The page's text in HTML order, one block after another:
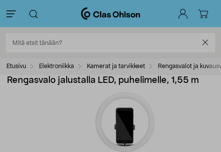
Etusivu Elektroniikka Kamerat ja tarvikkeet Rengasvalot ja
Rengasvalo jalustalla LED, puhelimelle, 1,55 m